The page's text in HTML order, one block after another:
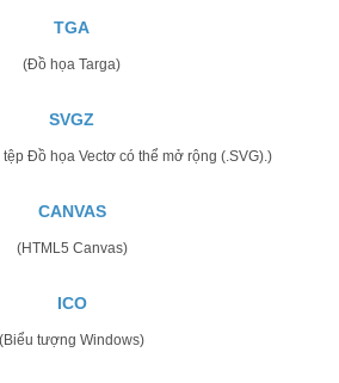
TGA
(Đồ họa Targa)
SVGZ
Đồ họa Vectơ có thể mở rộng (.SVG).)
CANVAS
(HTML5 Canvas)
ICO
(Biểu tượng Windows)